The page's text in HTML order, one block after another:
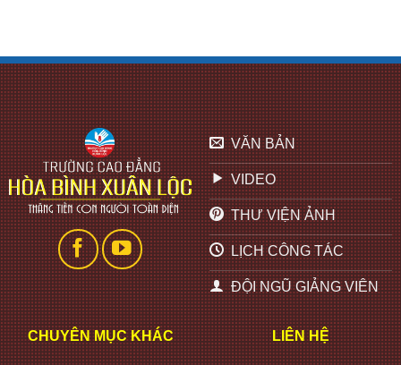
VĂN BẢN
VIDEO
THƯ VIỆN ẢNH
LỊCH CÔNG TÁC
ĐỘI NGŨ GIẢNG VIÊN
CHUYÊN MỤC KHÁC LIÊN HỆ